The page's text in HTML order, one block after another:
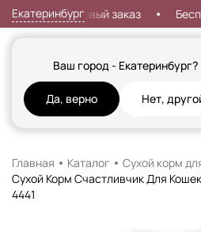
Екатеринбург
Ваш город - Екатеринбург?
Да, верно Нет,
7% на первый заказ
Кошки СобакиРыбы Грызуны и
Главная Каталог
Сухой корм
Сухой Корм Счастливчик Для
4441